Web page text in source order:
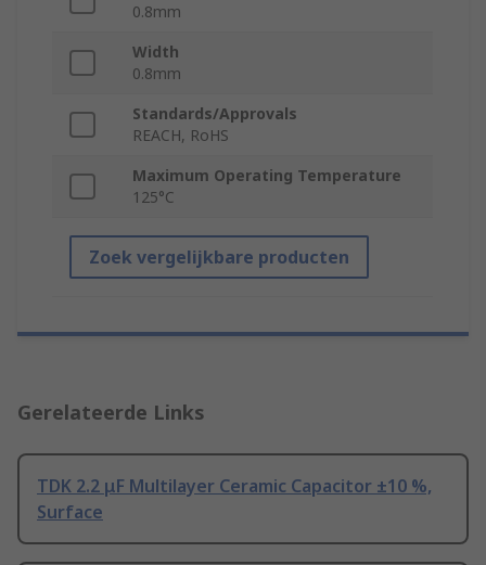
0.8mm
Width
0.8mm
Standards/Approvals
REACH, RoHS
Maximum Operating Temperature
125°C
Zoek vergelijkbare producten
Gerelateerde Links
TDK 2.2 μF Multilayer Ceramic Capacitor ±10 %,
Surface